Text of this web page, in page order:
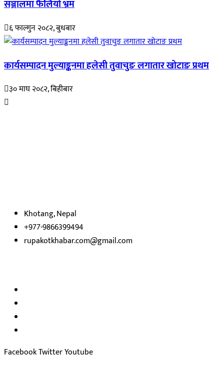
सञ्जालमा फैलियो भ्रम
६ फाल्गुन २०८२, बुधबार
कार्यसम्पादन मुल्याङ्कनमा हलेसी तुवाचुङ लगातार खोटाङ प्रथम
३० माघ २०८२, बिहीबार
Khotang, Nepal
+977-9866399494
rupakotkhabar.com@gmail.com
FacebookTwitterYoutube